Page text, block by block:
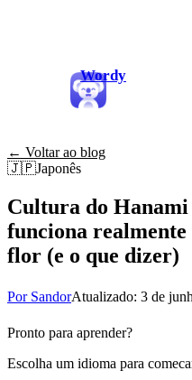
Wordy
← Voltar ao blog
🇯🇵Japonês
Cultura do Hanami
funciona
flor (e o que dizer)
Por SandorAtualizado: 3 de
Pronto para aprender?
Escolha um idioma para